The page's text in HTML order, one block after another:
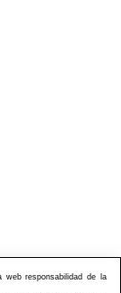
web responsabilidad de la